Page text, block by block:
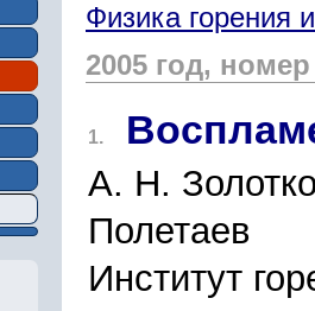
Физика горения
2005 год,
1.
А. Н.
Полетаев
Институт